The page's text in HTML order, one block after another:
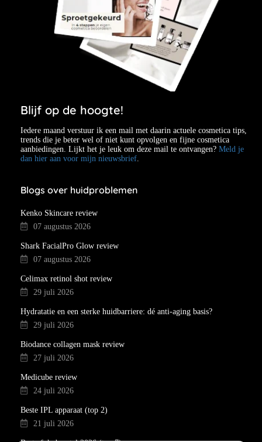
Blijf op de hoogte!
Iedere maand verstuur ik een mail met daarin actuele cosmetica tips,
trends die je beter wel of niet kunt opvolgen en fijne cosmetica
aanbiedingen. Lijkt het je leuk om deze mail te ontvangen? Meld je
dan hier aan voor mijn nieuwsbrief.
Blogs over huidproblemen
Kenko Skincare review
07 augustus 2026
Shark FacialPro Glow review
07 augustus 2026
Celimax retinol shot review
29 juli 2026
Hydratatie en een sterke huidbarriere: dé anti-aging basis?
29 juli 2026
Biodance collagen mask review
27 juli 2026
Medicube review
24 juli 2026
Beste IPL apparaat (top 2)
21 juli 2026